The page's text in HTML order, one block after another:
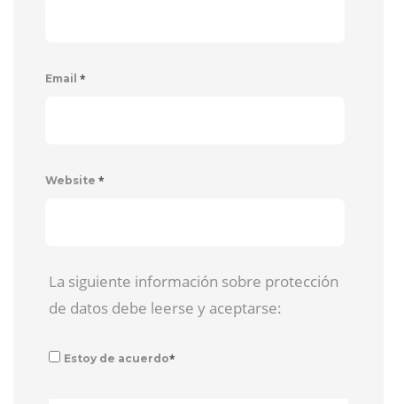
Email *
Website *
La siguiente información sobre protección
de datos debe leerse y aceptarse:
Estoy de acuerdo*